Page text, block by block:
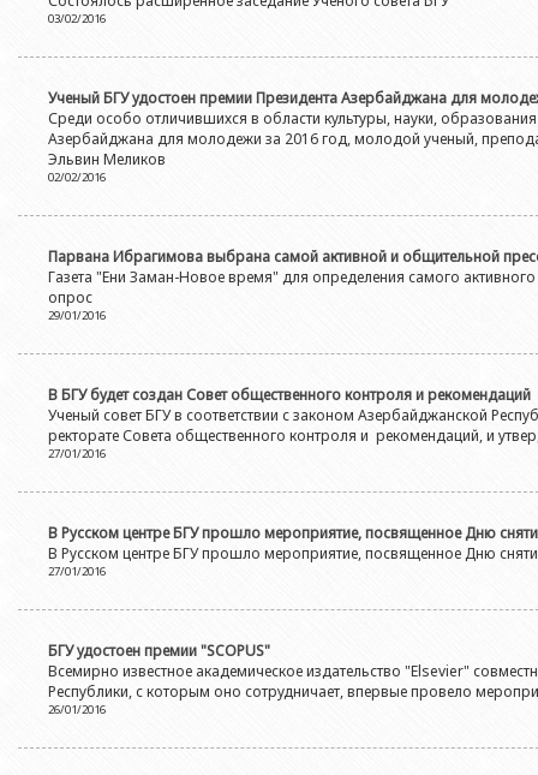
03/02/2016
Ученый БГУ удостоен премии Президента Азербайджана для
Среди особо отличившихся в области культуры, науки,
Азербайджана для молодежи за 2016 год, молодой ученый,
Эльвин Меликов
02/02/2016
Парвана Ибрагимова выбрана самой активной и общительной
Газета "Ени Заман-Новое время" для определения самого
опрос
29/01/2016
В БГУ будет создан Совет общественного контроля и рекомендаций
Ученый совет БГУ в соответствии с законом Азербайджанской
ректорате Совета общественного контроля и рекомендаций, и
27/01/2016
В Русском центре БГУ прошло мероприятие, посвященное Дню
В Русском центре БГУ прошло мероприятие, посвященное Дню
27/01/2016
БГУ удостоен премии "SCOPUS"
Всемирно известное академическое издательство "Elsevier"
Республики, с которым оно сотрудничает, впервые провело
26/01/2016